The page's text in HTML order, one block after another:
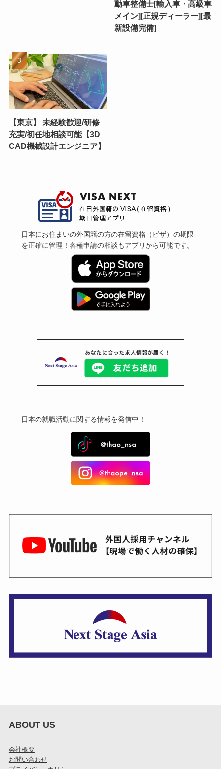
動車整備士[輸入車・高級車
メイン][正規ディーラー][最
新設備完備]
【東京】 未経験歓迎/研修
充実/初任地相談可能【3D
CAD機械設計エンジニア】
日本にお住まいの外国籍の方の在留資格（ビザ）の期限
を正確に管理！各種申請の相談もアプリから可能です。
日本の就職活動に関する情報を発信中！
ABOUT US
会社概要
お問い合わせ